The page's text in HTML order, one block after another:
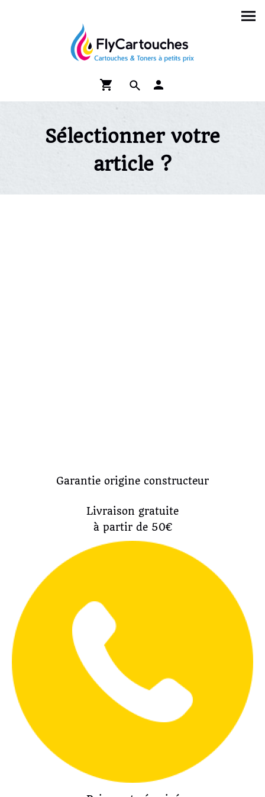
Sélectionner votre
article ?
Garantie origine constructeur
Livraison gratuite
à partir de 50€